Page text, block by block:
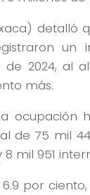
detalló
un
2024, al
más.
de 75 mil
mil 951
por